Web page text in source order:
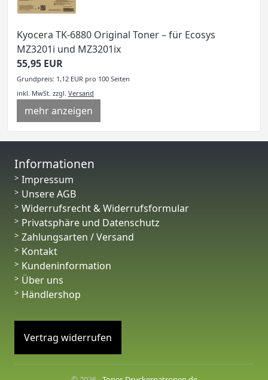
Kyocera TK-6880 Original Toner – für Ecosys
MZ3201i und MZ3201ix
55,95 EUR
Grundpreis: 1,12 EUR pro 100 Seiten
inkl. MwSt. zzgl. Versand
mehr anzeigen
Informationen
Impressum
Unsere AGB
Widerrufsrecht & Widerrufsformular
Privatsphäre und Datenschutz
Zahlungsarten / Versand
Kontakt
Kundeninformation
Über uns
Händlershop
Vertrag widerrufen